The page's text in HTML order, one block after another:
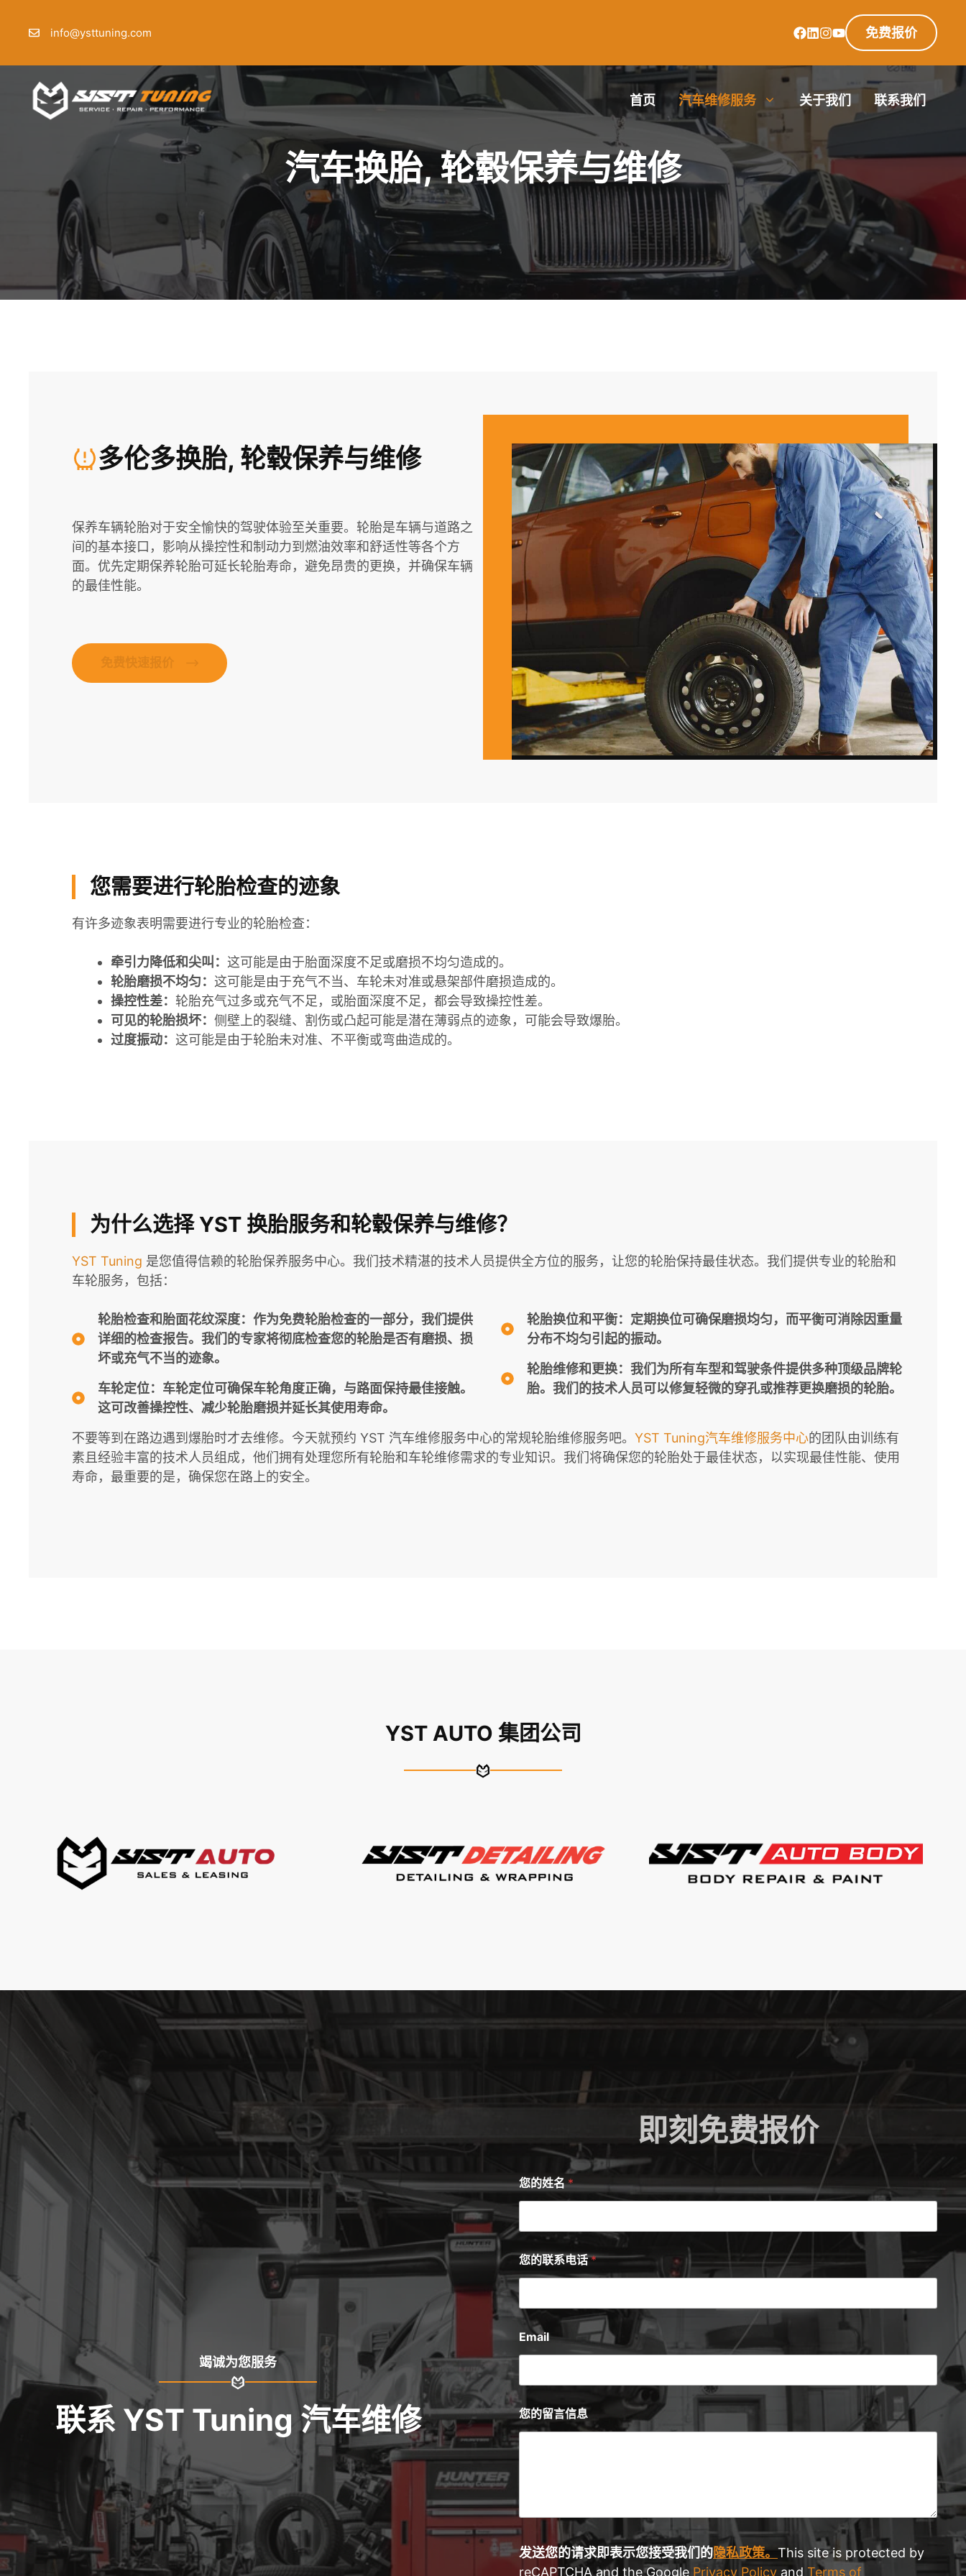
容
info@ysttuning.com 免费报价
首页 汽车维修服务 关于我们 联系我们
汽车换胎, 轮毂保养与维修
多伦多换胎, 轮毂保养与维修
保养车辆轮胎对于安全愉快的驾驶体验至关重要。轮胎是车辆与道路之
间的基本接口，影响从操控性和制动力到燃油效率和舒适性等各个方
面。优先定期保养轮胎可延长轮胎寿命，避免昂贵的更换，并确保车辆
的最佳性能。
免费快速报价
您需要进行轮胎检查的迹象
有许多迹象表明需要进行专业的轮胎检查：
牵引力降低和尖叫： 这可能是由于胎面深度不足或磨损不均匀造成的。
轮胎磨损不均匀： 这可能是由于充气不当、车轮未对准或悬架部件磨损造成的。
操控性差： 轮胎充气过多或充气不足，或胎面深度不足，都会导致操控性差。
可见的轮胎损坏： 侧壁上的裂缝、割伤或凸起可能是潜在薄弱点的迹象，可能会导致爆胎。
过度振动： 这可能是由于轮胎未对准、不平衡或弯曲造成的。
为什么选择 YST 换胎服务和轮毂保养与维修？
YST Tuning 是您值得信赖的轮胎保养服务中心。我们技术精湛的技术人员提供全方位的服务，让您的轮胎保持最佳状态。我们提供专业的轮胎和
车轮服务，包括：
轮胎检查和胎面花纹深度：作为免费轮胎检查的一部分，我们提供
详细的检查报告。我们的专家将彻底检查您的轮胎是否有磨损、损
坏或充气不当的迹象。
车轮定位：车轮定位可确保车轮角度正确，与路面保持最佳接触。
这可改善操控性、减少轮胎磨损并延长其使用寿命。
轮胎换位和平衡：定期换位可确保磨损均匀，而平衡可消除因重量
分布不均匀引起的振动。
轮胎维修和更换：我们为所有车型和驾驶条件提供多种顶级品牌轮
胎。我们的技术人员可以修复轻微的穿孔或推荐更换磨损的轮胎。
不要等到在路边遇到爆胎时才去维修。今天就预约 YST 汽车维修服务中心的常规轮胎维修服务吧。 YST Tuning汽车维修服务中心的团队由训练有
素且经验丰富的技术人员组成，他们拥有处理您所有轮胎和车轮维修需求的专业知识。我们将确保您的轮胎处于最佳状态，以实现最佳性能、使用
寿命，最重要的是，确保您在路上的安全。
YST AUTO 集团公司
竭诚为您服务
联系 YST Tuning 汽车维修
即刻免费报价
您的姓名*
您的联系电话*
Email
您的留言信息
发送您的请求即表示您接受我们的隐私政策。This site is protected by
reCAPTCHA and the Google Privacy Policy and Terms of